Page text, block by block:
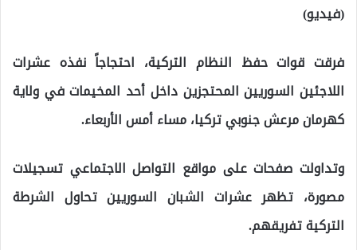
(فيديو)
فرقت قوات حفظ النظام التركية، احتجاجاً نفذه عشرات
اللاجئين السوريين المحتجزين داخل أحد المخيمات في ولاية
كهرمان مرعش جنوبي تركيا، مساء أمس الأربعاء.
وتداولت صفحات على مواقع التواصل الاجتماعي تسجيلات
مصورة، تظهر عشرات الشبان السوريين تحاول الشرطة
التركية تفريقهم.